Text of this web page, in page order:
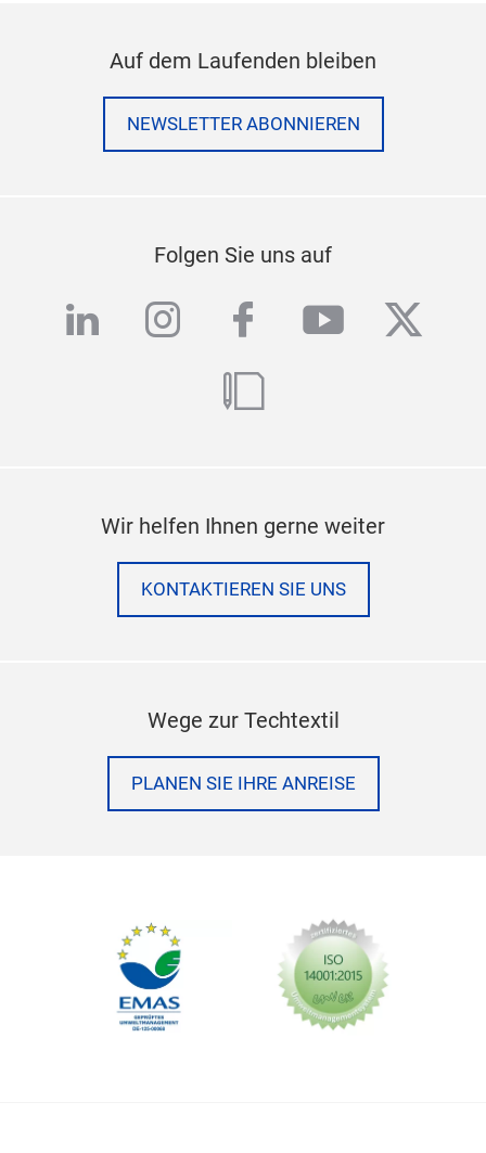
Auf dem Laufenden bleiben
NEWSLETTER ABONNIEREN
Folgen Sie uns auf
linkedininstagram
facebook
youtube
blog
Wir helfen Ihnen gerne weiter
KONTAKTIEREN SIE UNS
Wege zur Techtextil
PLANEN SIE IHRE ANREISE